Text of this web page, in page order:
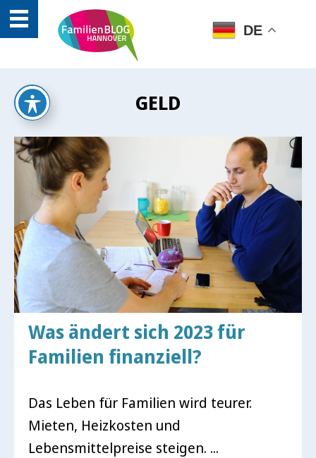
DE
GELD
Was ändert sich 2023 für
Familien finanziell?
Das Leben für Familien wird teurer.
Mieten, Heizkosten und
Lebensmittelpreise steigen. ...